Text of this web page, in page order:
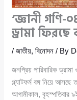
‘জ্ঞানী গণি-
ড্রামা ফিরছে
/জাতীয়,বিনোদন / By
জনপ্রিয় পারিবারিক
প্ল্যাটফর্ম বঙ্গ নিয়ে আসছে
আগামীকাল, বৃহস্পতিবার